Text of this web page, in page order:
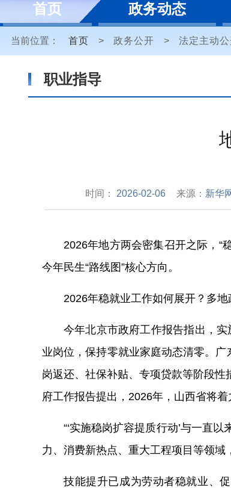
首页 政务动态
当前位置： 首页 > 政务公开 > 法定主动
职业指导
时间： 2026-02-06 来源： 新华
2026年地方两会密集召开之际，“
今年民生“路线图”核心方向。
2026年稳就业工作如何展开？多地
今年北京市政府工作报告指出，
业岗位，保持零就业家庭动态清零。
岗返还、社保补贴、专项贷款等阶段
府工作报告提出，2026年，山西省将
“‘实施稳岗扩容提质行动’与一直
力、消费新热点、重大工程项目等领域
技能提升已成为劳动者稳就业、